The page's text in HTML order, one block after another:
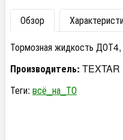
Обзор
Тормозная жидкость
Производитель: TEXTAR
Теги: всё_на_ТО